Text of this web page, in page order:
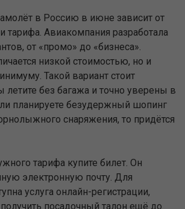
в Россию в июне зависит от
тарифа. Авиакомпания разработала
от «промо» до «бизнеса».
низкой стоимостью, но и
Такой вариант стоит
летите без багажа и точно уверены в
планируете безудержный шопинг
снаряжения, то придётся
тарифа купите билет. Он
электронную почту. Для
услуга онлайн-регистрации,
посадочный талон ещё до